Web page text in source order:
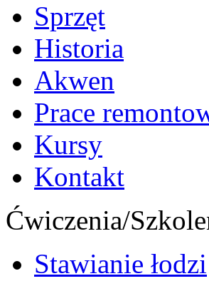
Sprzęt
Historia
Akwen
Prace
Kursy
Kontakt
Ćwiczenia/
Stawianie łodzi